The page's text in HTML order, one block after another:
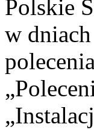
Polskie
w